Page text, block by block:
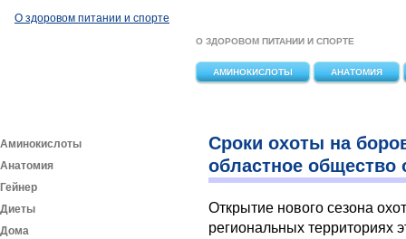
О здоровом питании и спорте
О ЗДОРОВОМ ПИТАНИИ И СПОРТЕ
АМИНОКИСЛОТЫ АНАТОМИЯ
Аминокислоты
Анатомия
Гейнер
Диеты
Дома
Сроки охоты на
областное общество
Открытие нового сезона
региональных территориях